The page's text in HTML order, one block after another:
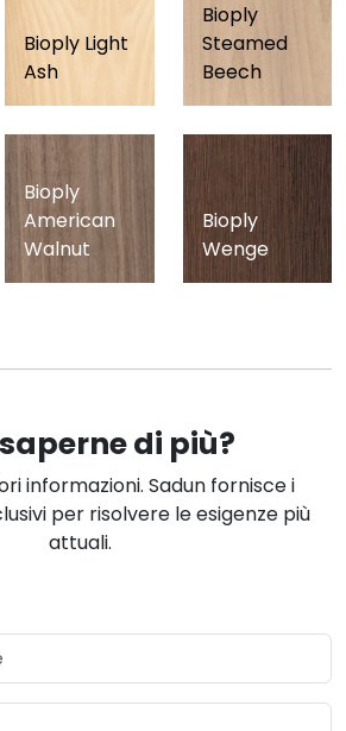
Bioply Light
Ash
Bioply
Steamed
Beech
Bioply
American
Walnut
Bioply
Wenge
di più?
informazioni. Sadun fornisce i
per risolvere le esigenze più
attuali.